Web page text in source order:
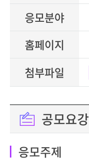
응모분야
홈페이지
첨부파일
공모요강
응모주제